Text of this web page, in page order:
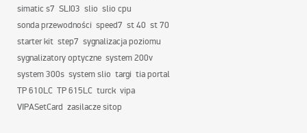
simatic s7 SLI03 slio slio cpu
sonda przewodności speed7 st 40 st 70
starter kit step7 sygnalizacja poziomu
sygnalizatory optyczne system 200v
system 300s system slio targi tia portal
TP 610LC TP 615LC turck vipa
VIPASetCard zasilacze sitop